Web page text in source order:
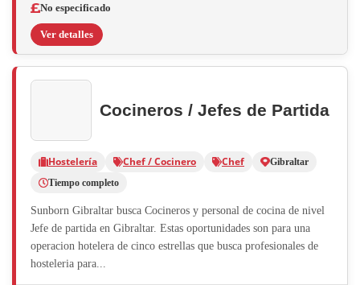
No especificado
Ver detalles
Cocineros / Jefes de Partida
Hostelería Chef / Cocinero Chef
Gibraltar
Tiempo completo
Sunborn Gibraltar busca Cocineros y personal de cocina de nivel
Jefe de partida en Gibraltar. Estas oportunidades son para una
operacion hotelera de cinco estrellas que busca profesionales de
hosteleria para...